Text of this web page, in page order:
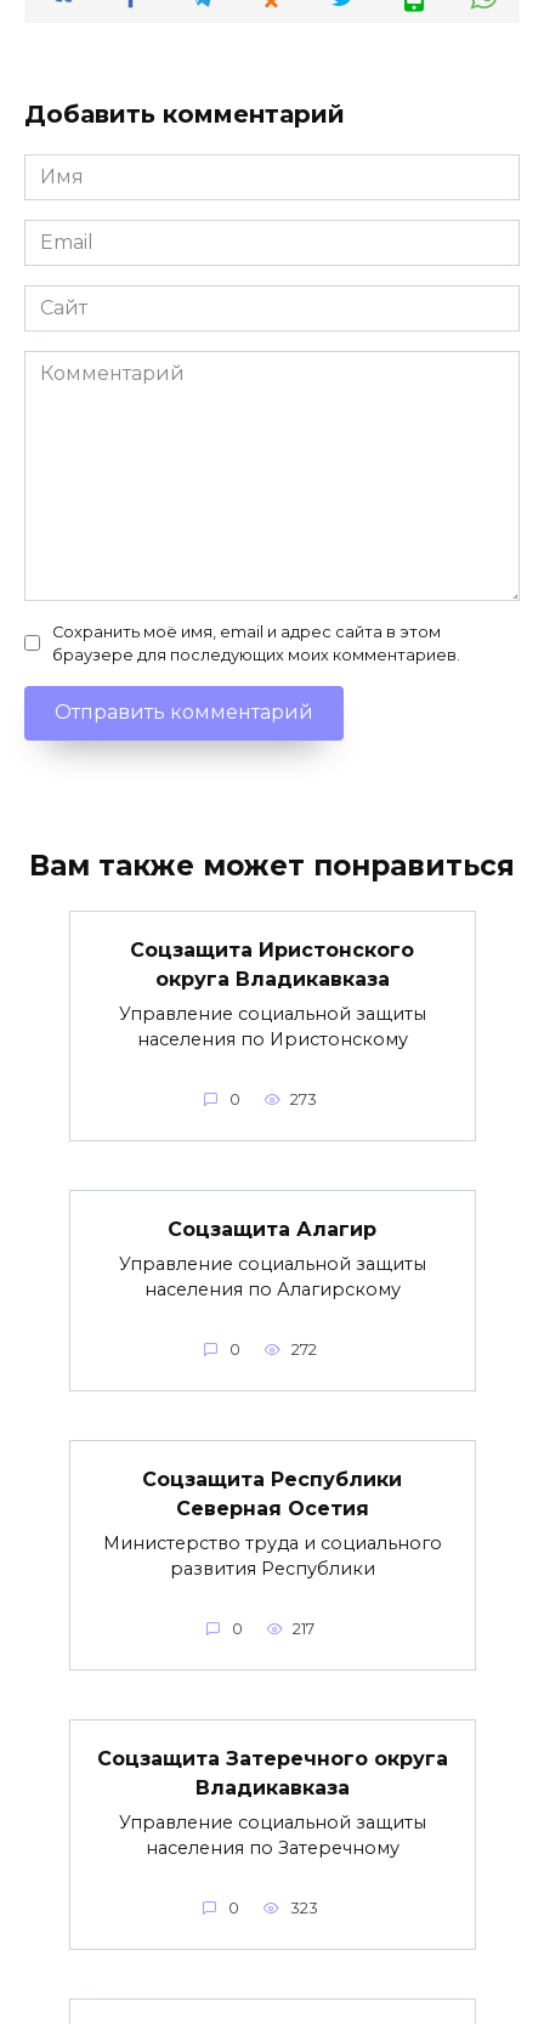
Добавить комментарий
Имя
*
Email
*
Сайт
Комментарий
Сохранить моё имя, email и адрес сайта в этом
браузере для последующих моих комментариев.
Вам также может понравиться
Соцзащита Иристонского
округа Владикавказа
Управление социальной защиты
населения по Иристонскому
0 273
Соцзащита Алагир
Управление социальной защиты
населения по Алагирскому
0 272
Соцзащита Республики
Северная Осетия
Министерство труда и социального
развития Республики
0 217
Соцзащита Затеречного округа
Владикавказа
Управление социальной защиты
населения по Затеречному
0 323